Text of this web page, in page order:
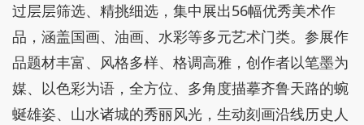
过层层筛选、精挑细选，集中展出56幅优秀美术作
品，涵盖国画、油画、水彩等多元艺术门类。参展作
品题材丰富、风格多样、格调高雅，创作者以笔墨为
媒、以色彩为语，全方位、多角度描摹齐鲁天路的蜿
蜒雄姿、山水诸城的秀丽风光，生动刻画沿线历史人